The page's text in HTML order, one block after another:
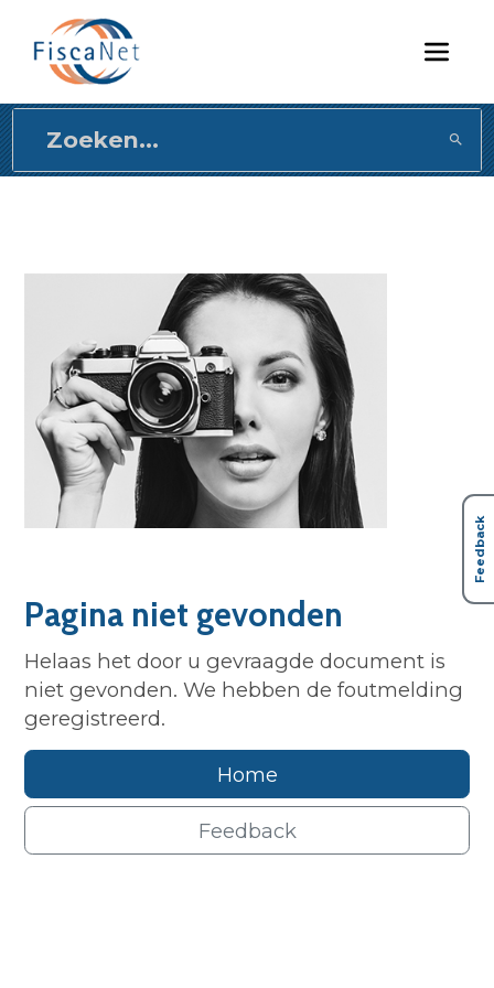
Direct
naar
content
gaan
Feedback
Pagina niet gevonden
Helaas het door u gevraagde document is
niet gevonden. We hebben de foutmelding
geregistreerd.
Home
Feedback